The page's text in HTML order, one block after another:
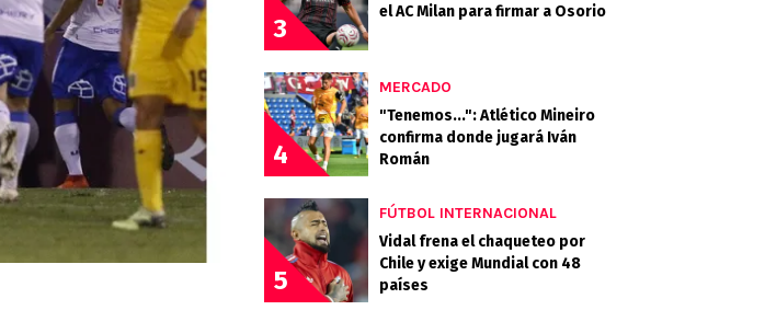
3
el AC Milan para firmar a Osorio
4
MERCADO
"Tenemos...": Atlético Mineiro
confirma donde jugará Iván
Román
5
FÚTBOL INTERNACIONAL
Vidal frena el chaqueteo por
Chile y exige Mundial con 48
países